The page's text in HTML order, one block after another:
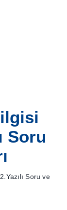
Soru
Soru ve